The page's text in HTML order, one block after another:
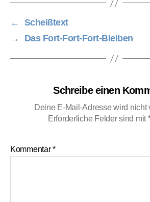
←
Scheißtext
→
Das Fort-Fort-Fort-Bleiben
Schreibe einen
Deine E-Mail-Adresse wird nicht
Erforderliche Felder sind mit
Kommentar*